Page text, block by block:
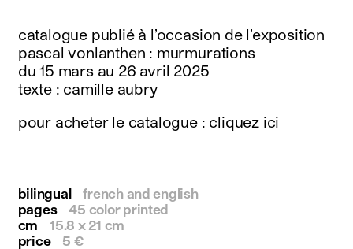
facebook
twitter
linkedin
youtube
newsletter
français english
catalogue publié à l’occasion de l’exposition
pascal vonlanthen : murmurations
du 15 mars au 26 avril 2025
texte : camille aubry
pour acheter le catalogue : cliquez ici
bilingual
french and english
pages
45 color printed
cm
15.8 x 21 cm
price
5 €